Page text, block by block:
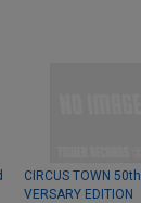
CIRCUS TOWN 50th
VERSARY EDITION